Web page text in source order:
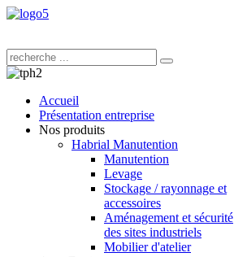
Accueil
Présentation entreprise
Nos produits
Habrial Manutention
Manutention
Levage
Stockage / rayonnage et
accessoires
Aménagement et sécurité
des sites industriels
Mobilier d'atelier